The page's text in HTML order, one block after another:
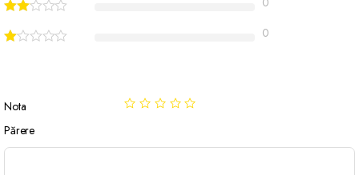
0
Nota
Părere